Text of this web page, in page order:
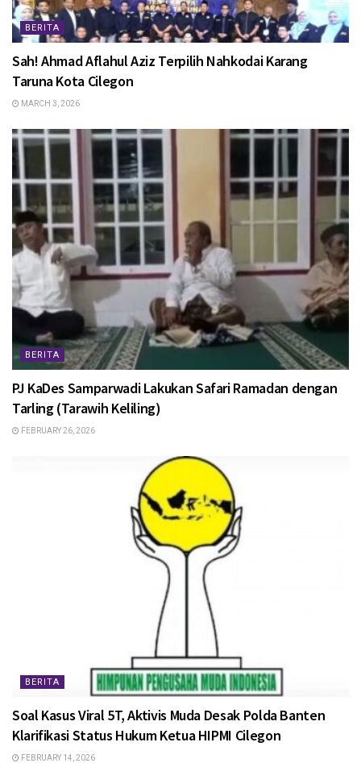
BERITA
Sah! Ahmad Aflahul Aziz Terpilih Nahkodai Karang
Taruna Kota Cilegon
MARCH 3, 2026
BERITA
PJ KaDes Samparwadi Lakukan Safari Ramadan dengan
Tarling (Tarawih Keliling)
FEBRUARY 26, 2026
BERITA
Soal Kasus Viral 5T, Aktivis Muda Desak Polda Banten
Klarifikasi Status Hukum Ketua HIPMI Cilegon
FEBRUARY 14, 2026